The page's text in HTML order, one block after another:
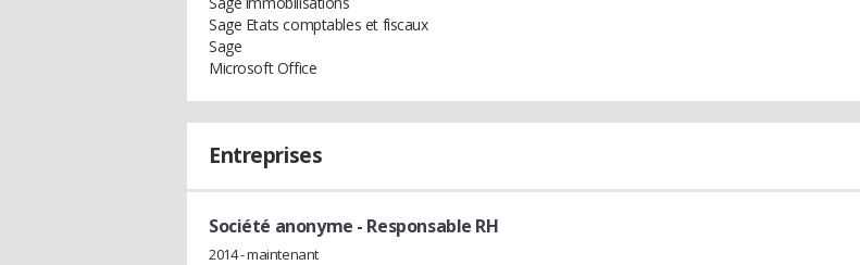
Sage Etats comptables et fiscaux
Sage
Microsoft Office
Entreprises
Société anonyme - Responsable RH
2014 - maintenant